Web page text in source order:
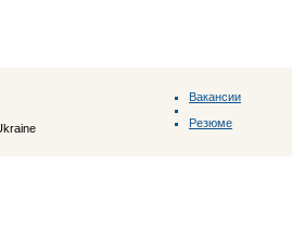
Вакансии
Резюме